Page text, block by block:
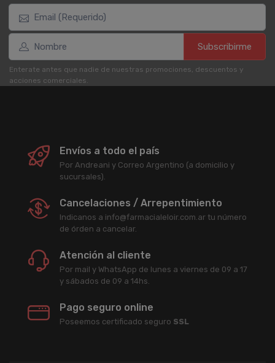
Subscribirme
Enterate antes que nadie de nuestras promociones, descuentos y
acciones comerciales.
Envíos a todo el país
Por Andreani y Correo Argentino (a domicilio y
sucursales).
Cancelaciones / Arrepentimiento
Indicanos a info@farmacialeloir.com.ar tu número
de órden a cancelar.
Atención al cliente
Por mail y WhatsApp de lunes a viernes de 09 a 17
y sábados de 09 a 14hs.
Pago seguro online
Poseemos certificado seguro SSL